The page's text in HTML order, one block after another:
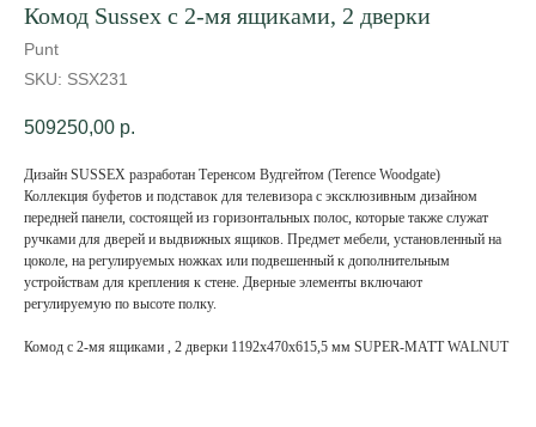
Комод Sussex с 2-мя ящиками, 2 дверки
Punt
SKU: SSX231
509250,00 р.
Дизайн SUSSEX разработан Теренсом Вудгейтом (Terence Woodgate)
Коллекция буфетов и подставок для телевизора с эксклюзивным дизайном
передней панели, состоящей из горизонтальных полос, которые также служат
ручками для дверей и выдвижных ящиков. Предмет мебели, установленный на
цоколе, на регулируемых ножках или подвешенный к дополнительным
устройствам для крепления к стене. Дверные элементы включают
регулируемую по высоте полку.
Комод с 2-мя ящиками , 2 дверки 1192x470x615,5 мм SUPER-MATT WALNUT